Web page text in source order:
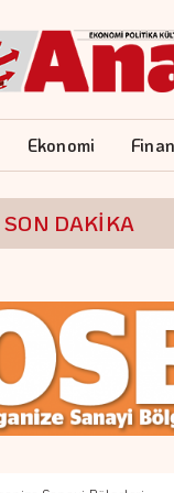
Ekonomi
SON DAKİKA